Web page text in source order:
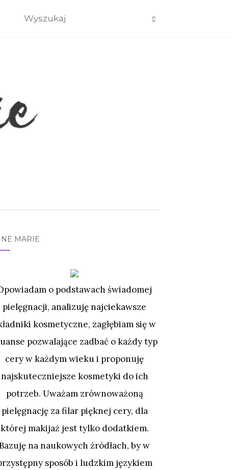
MARIE
o podstawach świadomej
pielęgnacji, analizuję najciekawsze
kosmetyczne, zagłębiam się w
pozwalające zadbać o każdy typ
cery w każdym wieku i proponuję
najskuteczniejsze kosmetyki do ich
potrzeb. Uważam zrównoważoną
pielęgnację za filar pięknej cery, dla
której makijaż jest tylko dodatkiem.
na naukowych źródłach, by w
sposób i ludzkim językiem